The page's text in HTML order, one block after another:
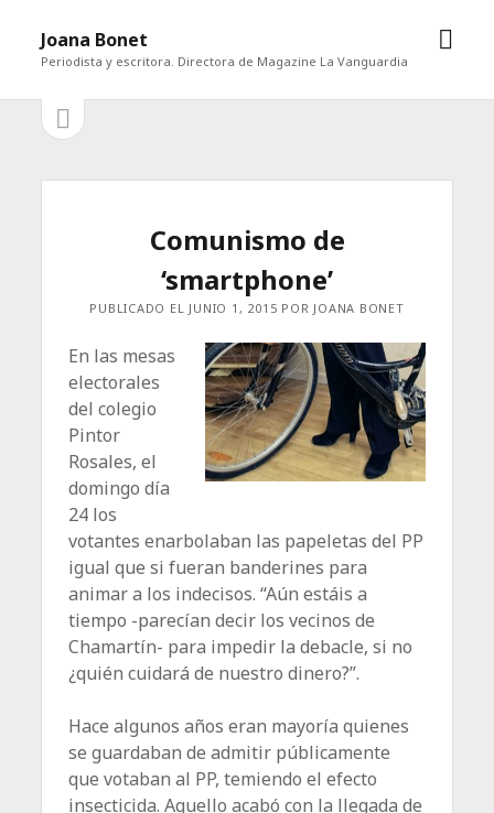
Joana Bonet
Periodista y escritora. Directora de Magazine La Vanguardia
abrir
Barraabrir
barra
Comunismo de
‘smartphone’
PUBLICADO EL JUNIO 1, 2015 POR JOANA BONET
En las mesas
electorales
del colegio
Pintor
Rosales, el
domingo día
24 los
votantes enarbolaban las papeletas del PP
igual que si fueran banderines para
animar a los indecisos. “Aún estáis a
tiempo -parecían decir los vecinos de
Chamartín- para impedir la debacle, si no
¿quién cuidará de nuestro dinero?”.
Hace algunos años eran mayoría quienes
se guardaban de admitir públicamente
que votaban al PP, temiendo el efecto
insecticida. Aquello acabó con la llegada de